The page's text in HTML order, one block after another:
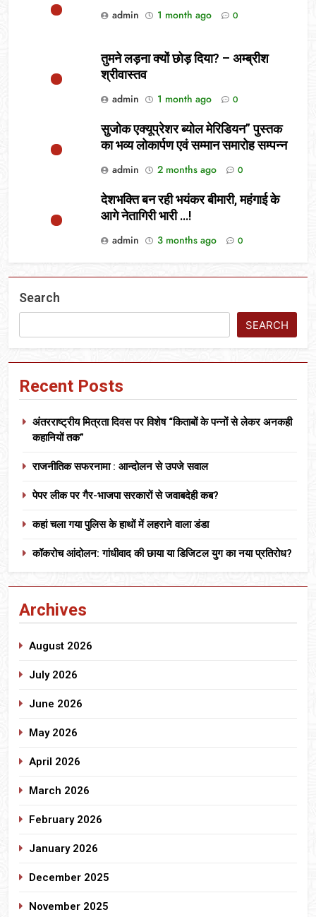
admin 1 month ago 0
तुमने लड़ना क्यों छोड़ दिया? – अम्ब्रीश
श्रीवास्तव
admin
1 month ago 0
सुजोक एक्यूप्रेशर ब्योल मेरिडियन” पुस्तक
का भव्य लोकार्पण एवं सम्मान समारोह सम्पन्न
admin
2 months ago 0
देशभक्ति बन रही भयंकर बीमारी, महंगाई के
आगे नेतागिरी भारी …!
admin
3 months ago 0
Search
SEARCH
Recent Posts
अंतरराष्ट्रीय मित्रता दिवस पर विशेष “किताबों के पन्नों से लेकर अनकही
कहानियों तक”
राजनीतिक सफरनामा : आन्दोलन से उपजे सवाल
पेपर लीक पर गैर-भाजपा सरकारों से जवाबदेही कब?
कहां चला गया पुलिस के हाथों में लहराने वाला डंडा
कॉकरोच आंदोलन: गांधीवाद की छाया या डिजिटल युग का नया प्रतिरोध?
Archives
August 2026
July 2026
June 2026
May 2026
April 2026
March 2026
February 2026
January 2026
December 2025
November 2025